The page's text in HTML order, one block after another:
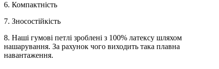
6. Компактність
7. Зносостійкість
8. Наші гумові петлі зроблені з 100% латексу шляхом
нашарування. За рахунок чого виходить така плавна
навантаження.